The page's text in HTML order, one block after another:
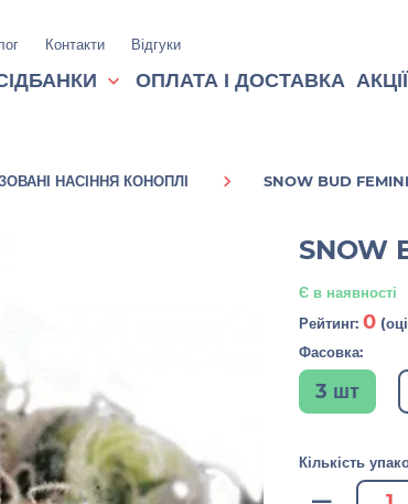
Контакти Відгуки
ОПЛАТА І ДОСТАВКА АКЦІЇ
НАСІННЯ КОНОПЛІ SNOW BUD
SNOW
Є в наявності
Рейтинг: 0
Фасовка:
3 шт
Кількість